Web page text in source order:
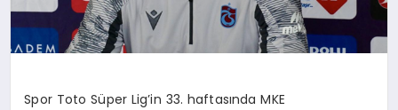
Spor Toto Süper Lig’in 33. haftasında MKE